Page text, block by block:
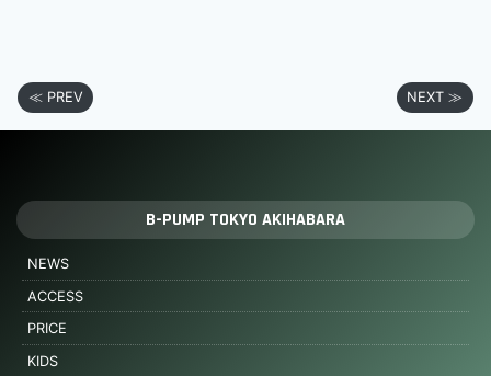
≪ PREV NEXT ≫
B-PUMP TOKYO AKIHABARA
NEWS
ACCESS
PRICE
KIDS